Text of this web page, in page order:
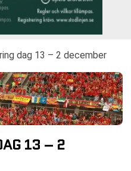
dag 13 – 2 december
13 – 2